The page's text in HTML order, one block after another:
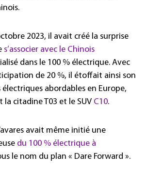
2023, il avait créé la surprise
s’associer avec le Chinois
dans le 100 % électrique. Avec
de 20 %, il étoffait ainsi son
abordables en Europe,
citadine T03 et le SUV C10.
avait même initié une
du 100 % électrique à
le nom du plan « Dare Forward ».